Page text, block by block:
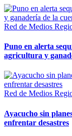
Red de Medios
Puno en alerta
agricultura y
Red de Medios
Ayacucho sin
enfrentar desastres